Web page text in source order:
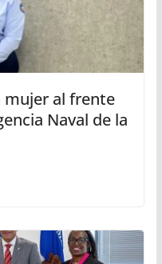
mujer al frente
Naval de la